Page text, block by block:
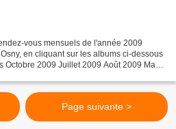
vous mensuels de l'année 2009
en cliquant sur les albums ci-dessous
Octobre 2009 Juillet 2009 Août 2009 Mai
Page suivante >